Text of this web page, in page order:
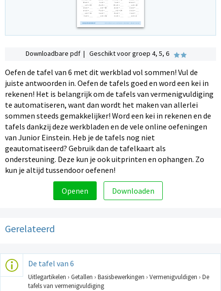
Downloadbare pdf | Geschikt voor groep 4, 5, 6
Oefen de tafel van 6 met dit werkblad vol sommen! Vul de
juiste antwoorden in. Oefen de tafels goed en word een kei in
rekenen! Het is belangrijk om de tafels van vermenigvuldiging
te automatiseren, want dan wordt het maken van allerlei
sommen steeds gemakkelijker! Word een kei in rekenen en de
tafels dankzij deze werkbladen en de vele online oefeningen
van Junior Einstein. Heb je de tafels nog niet
geautomatiseerd? Gebruik dan de tafelkaart als
ondersteuning. Deze kun je ook uitprinten en ophangen. Zo
kun je altijd tussendoor oefenen!
Openen Downloaden
Gerelateerd
De tafel van 6
Uitlegartikelen › Getallen › Basisbewerkingen › Vermenigvuldigen › De
tafels van vermenigvuldiging